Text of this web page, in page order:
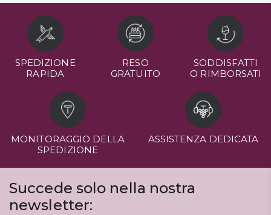
SPEDIZIONE
RAPIDA
RESO
GRATUITO
SODDISFATTI
O RIMBORSATI
MONITORAGGIO DELLA
SPEDIZIONE
ASSISTENZA DEDICATA
Succede solo nella nostra
newsletter: